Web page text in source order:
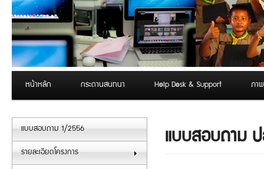
เมนูหลัก
ข้ามไปยังเนื้อหาหลัก
ข้ามไปบทความรอง
หน้าหลัก กระดานสนทนา Help Desk & Support ภา
แบบสอบถาม
แบบสอบถาม 1/2556
รายละเอียดโครงการ